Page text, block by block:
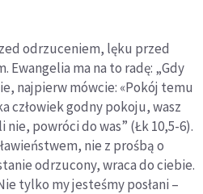
odrzuceniem, lęku przed
Ewangelia ma na to radę: „Gdy
najpierw mówcie: «Pokój temu
człowiek godny pokoju, wasz
powróci do was” (Łk 10,5-6).
nie z prośbą o
odrzucony, wraca do ciebie.
tylko my jesteśmy posłani –